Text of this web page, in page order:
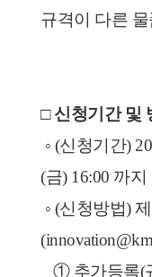
규격이 다른
□ 신청기간 및
(금) 16:00 까지